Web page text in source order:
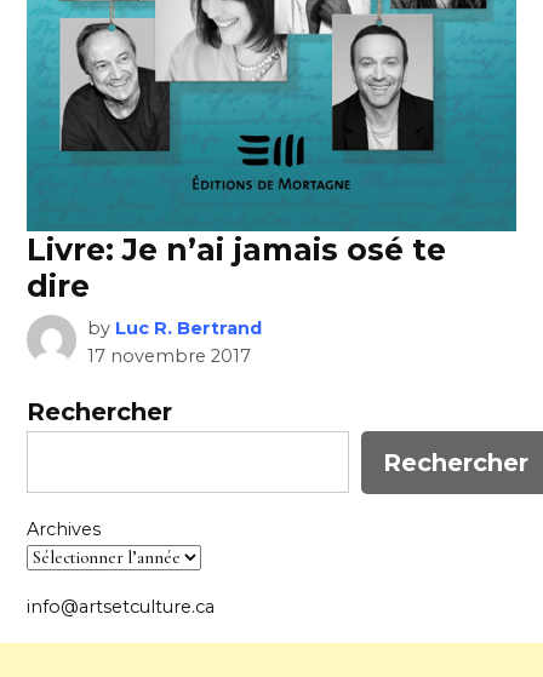
Livre: Je n’ai jamais osé te
dire
by Luc R. Bertrand
17 novembre 2017
Rechercher
Rechercher
Archives
info@artsetculture.ca